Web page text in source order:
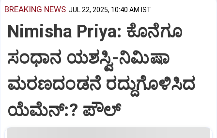
BREAKING NEWS JUL 22, 2025, 10:40 AM IST
Nimisha Priya: ಕೊನೆಗೂ
ಸಂಧಾನ ಯಶಸ್ವಿ-ನಿಮಿಷಾ
ಮರಣದಂಡನೆ ರದ್ದುಗೊಳಿಸಿದ
ಯೆಮೆನ್:? ಪೌಲ್